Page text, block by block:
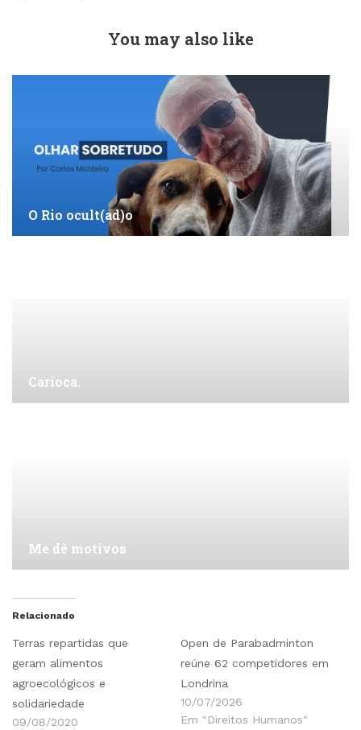
You may also like
O Rio ocult(ad)o
Carioca.
Me dê motivos
Relacionado
Terras repartidas que
geram alimentos
agroecológicos e
solidariedade
09/08/2020
Open de Parabadminton
reúne 62 competidores em
Londrina
10/07/2026
Em "Direitos Humanos"